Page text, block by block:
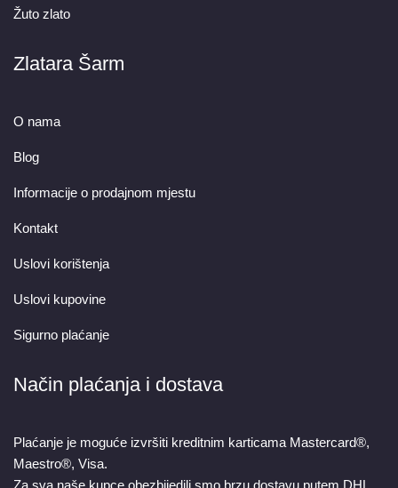
Žuto zlato
Zlatara Šarm
O nama
Blog
Informacije o prodajnom mjestu
Kontakt
Uslovi korištenja
Uslovi kupovine
Sigurno plaćanje
Način plaćanja i dostava
Plaćanje je moguće izvršiti kreditnim karticama Mastercard®,
Maestro®, Visa.
Za sva naše kupce obezbijedili smo brzu dostavu putem DHL